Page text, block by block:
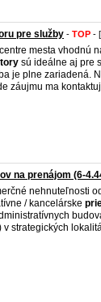
pre služby - TOP -
mesta vhodnú
sú ideálne aj pre
je plne zariadená.
záujmu ma
na prenájom (6-
nehnuteľnosti
/ kancelárske
strategických